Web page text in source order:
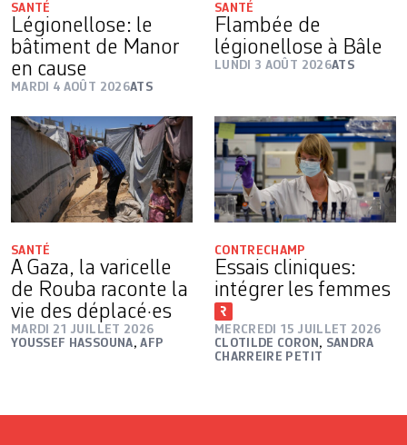
SANTÉ
Légionellose: le
bâtiment de Manor
en cause
MARDI 4 AOÛT 2026ATS
SANTÉ
Flambée de
légionellose à Bâle
LUNDI 3 AOÛT 2026ATS
SANTÉ
A Gaza, la varicelle
de Rouba raconte la
vie des déplacé·es
MARDI 21 JUILLET 2026
YOUSSEF HASSOUNA,AFP
CONTRECHAMP
Essais cliniques:
intégrer les femmes
MERCREDI 15 JUILLET 2026
CLOTILDE CORON , SANDRA
CHARREIRE PETIT